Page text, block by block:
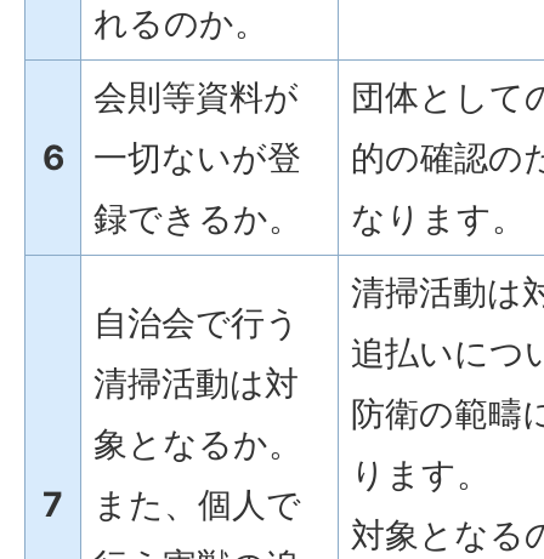
れるのか。
6
会則等資料が
一切ないが登
録できるか。
団体として
的の確認の
なります。
7
自治会で行う
清掃活動は対
象となるか。
また、個人で
清掃活動は
追払いにつ
防衛の範疇
ります。
対象となる